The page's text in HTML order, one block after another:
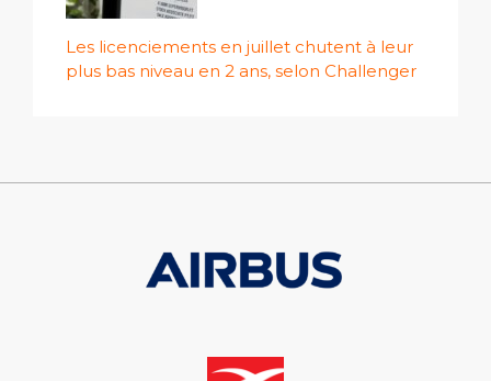
Les licenciements en juillet chutent à leur
plus bas niveau en 2 ans, selon Challenger